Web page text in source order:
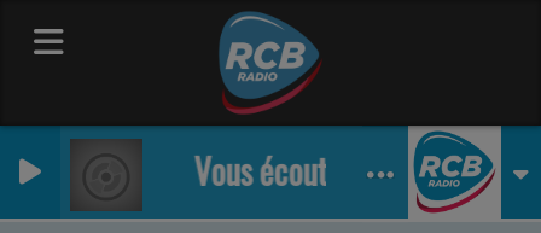
Vous écoutez RCB Radio